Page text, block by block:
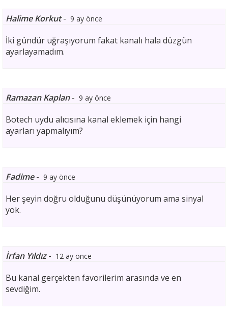
Halime Korkut- 9 ay önce
İki gündür uğraşıyorum fakat kanalı hala düzgün
ayarlayamadım.
Ramazan Kaplan- 9 ay önce
Botech uydu alıcısına kanal eklemek için hangi
ayarları yapmalıyım?
Fadime- 9 ay önce
Her şeyin doğru olduğunu düşünüyorum ama sinyal
yok.
İrfan Yıldız- 12 ay önce
Bu kanal gerçekten favorilerim arasında ve en
sevdiğim.